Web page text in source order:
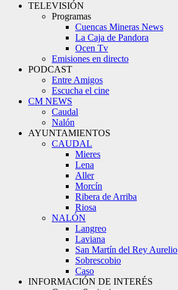
TELEVISIÓN
Programas
Cuencas Mineras News
La Caja de Pandora
Ocen Tv
Emisiones en directo
PODCAST
Entre Amigos
Escucha el cine
CM NEWS
Caudal
Nalón
AYUNTAMIENTOS
CAUDAL
Mieres
Lena
Aller
Morcín
Ribera de Arriba
Riosa
NALÓN
Langreo
Laviana
San Martín del Rey Aurelio
Sobrescobio
Caso
INFORMACIÓN DE INTERÉS